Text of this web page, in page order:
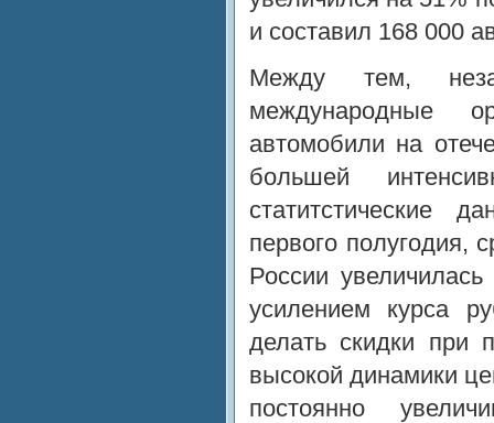
и составил 168 000
Между тем,
международные
автомобили на
большей
статитстические
первого полугодия,
России
усилением курса
делать скидки при
высокой динамики
постоянно